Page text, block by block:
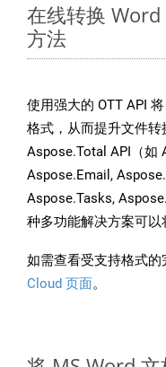
在线转换 Word
方法
使用强大的 OTT API
格式，从而提升文件
Aspose.Total API（如
Aspose.Email,
Aspose.Tasks,
种多功能解决方案可以
如需查看受支持格式
Cloud 页面。